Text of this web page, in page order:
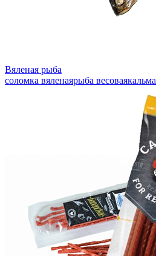
Вяленая рыба
соломка вяленаярыба весовая